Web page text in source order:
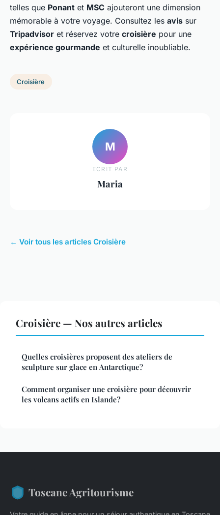
telles que Ponant et MSC ajouteront une dimension
mémorable à votre voyage. Consultez les avis sur
Tripadvisor et réservez votre croisière pour une
expérience gourmande et culturelle inoubliable.
Croisière
M
ECRIT PAR
Maria
← Voir tous les articles Croisière
Croisière — Nos autres articles
Quelles croisières proposent des ateliers de
sculpture sur glace en Antarctique?
Comment organiser une croisière pour découvrir
les volcans actifs en Islande?
Toscane Agritourisme